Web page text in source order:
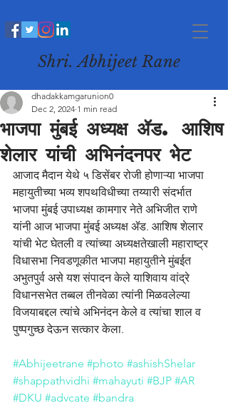
Shri. Abhijeet Rane
भाजपा मुंबई अध्यक्ष ॲड. आशिष
शेलार यांची अभिनंदनपर भेट
dhadakkamgarunion0
Dec 2, 2024 1 min read
आजाद मैदान येथे ५ डिसेंबर रोजी होणाऱ्या भाजपा
महायुतीच्या भव्य शपथविधीच्या तय्यारी संदर्भात
भाजपा मुंबई उपाध्यक्ष कामगार नेते अभिजीत राणे
यांनी आज भाजपा मुंबई अध्यक्ष ॲड. आशिष शेलार
यांची भेट घेतली व त्यांच्या अध्यक्षतेखाली महाराष्ट्र
विधासभा निवडणूकीत भाजपा महायुतीने मुंबईत
अभुतपुर्व असे यश संपादन केले याशिवाय वांद्रे
विधानसभेत तब्बल तीनवेळा त्यांनी मिळवलेल्या
विजयाबद्दल त्यांचे अभिनंदन केले व त्यांचा शाल व
पुष्पगुच्छ देऊन सत्कार केला.
#Abhijeetrane #photo #ashishShelar
#shappathvidhi #mahayuti #BJP #AR
#DKU #advcate #bandra